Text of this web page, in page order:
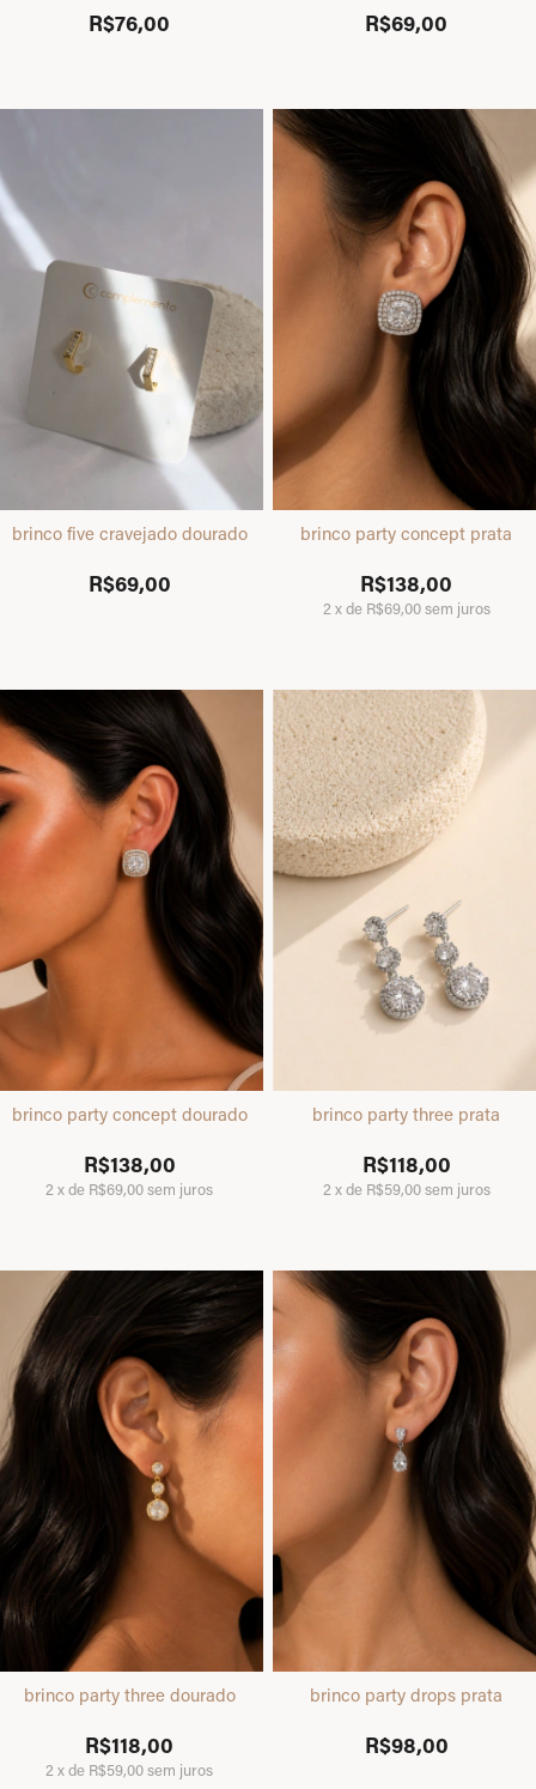
R$76,00 R$69,00
brinco five cravejado dourado
R$69,00
brinco party concept prata
R$138,00
2 xde R$69,00sem juros
brinco party concept dourado
R$138,00
2 xde R$69,00sem juros
brinco party three prata
R$118,00
2 xde R$59,00sem juros
brinco party three dourado
R$118,00
2xde R$59,00sem juros
brinco party drops prata
R$98,00